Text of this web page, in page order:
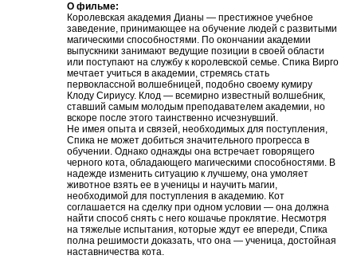
О фильме:
Королевская академия Дианы — престижное учебное
заведение, принимающее на обучение людей с развитыми
магическими способностями. По окончании академии
выпускники занимают ведущие позиции в своей области
или поступают на службу к королевской семье. Спика Вирго
мечтает учиться в академии, стремясь стать
первоклассной волшебницей, подобно своему кумиру
Клоду Сириусу. Клод — всемирно известный волшебник,
ставший самым молодым преподавателем академии, но
вскоре после этого таинственно исчезнувший.
Не имея опыта и связей, необходимых для поступления,
Спика не может добиться значительного прогресса в
обучении. Однако однажды она встречает говорящего
черного кота, обладающего магическими способностями. В
надежде изменить ситуацию к лучшему, она умоляет
животное взять ее в ученицы и научить магии,
необходимой для поступления в академию. Кот
соглашается на сделку при одном условии — она должна
найти способ снять с него кошачье проклятие. Несмотря
на тяжелые испытания, которые ждут ее впереди, Спика
полна решимости доказать, что она — ученица, достойная
наставничества кота.